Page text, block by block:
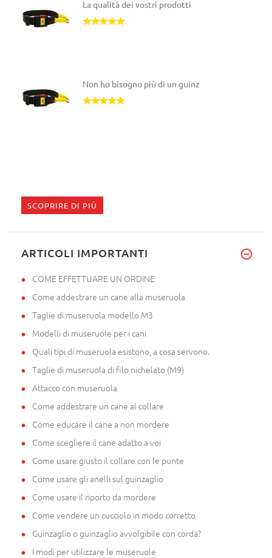
La qualità dei vostri prodotti
Non ho bisogno più di un guinz
SCOPRIRE DI PIÙ
ARTICOLI IMPORTANTI
COME EFFETTUARE UN ORDINE
Come addestrare un cane alla museruola
Taglie di museruola modello M3
Modelli di museruole per i cani
Quali tipi di museruola esistono, a cosa servono.
Taglie di museruola di filo nichelato (M9)
Attacco con museruola
Come addestrare un cane al collare
Come educare il cane a non mordere
Come scegliere il cane adatto a voi
Come usare giusto il collare con le punte
Come usare gli anelli sul guinzaglio
Come usare il riporto da mordere
Come vendere un cucciolo in modo corretto
Guinzaglio o guinzaglio avvolgibile con corda?
I modi per utilizzare le museruole